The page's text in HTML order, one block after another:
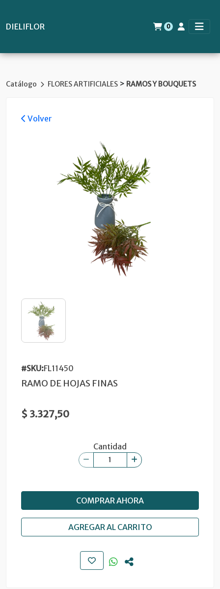
DIELIFLOR 0
Catálogo FLORES ARTIFICIALES > RAMOS Y BOUQUETS
Volver
#SKU:FL11450
RAMO DE HOJAS FINAS
$ 3.327,50
Cantidad
COMPRAR AHORA
AGREGAR AL CARRITO